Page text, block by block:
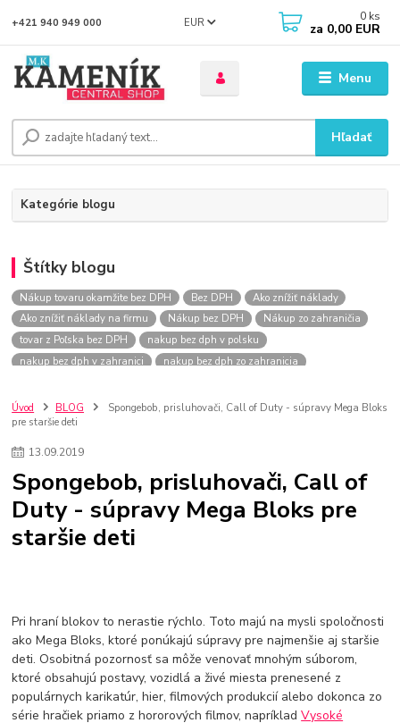
Menu
EUR
Hľadať
+421 940 949 000 0 ks
za 0,00 EUR
Kategórie blogu
Štítky blogu
Nákup tovaru okamžite bez DPH Bez DPH
Ako znížiť náklady
Ako znížiť náklady na firmu
Nákup bez DPH
Nákup zo zahraničia
tovar z Poľska bez DPH
nakup bez dph v polsku
nakup bez dph v zahranici
nakup bez dph zo zahranicia
szco nakup bez dph
Smart hodinky pre deti
Vyberáme 11 najväčších plyšových hračiek
Plyšový macovia
Vianočný darček pre dievča do 20€
Darčeky pre dievčatá
Star Wars
Hry pre deti
Skladačky pre deti
Kedy by malo batoľa meniť posteľ?
Detské postele
Detský nábytok
L.O.L. Surprise zberateľské figúrky
L.O.L. OMG L.O.L. OMG Bábiky
Úvod BLOG
Spongebob, prisluhovači, Call of Duty - súpravy Mega Bloks
pre staršie deti
13.09.2019
Spongebob, prisluhovači, Call of
Duty - súpravy Mega Bloks pre
staršie deti
Pri hraní blokov to nerastie rýchlo. Toto majú na mysli spoločnosti
ako Mega Bloks, ktoré ponúkajú súpravy pre najmenšie aj staršie
deti. Osobitná pozornosť sa môže venovať mnohým súborom,
ktoré obsahujú postavy, vozidlá a živé miesta prenesené z
populárnych karikatúr, hier, filmových produkcií alebo dokonca zo
série hračiek priamo z hororových filmov, napríkladVysoké